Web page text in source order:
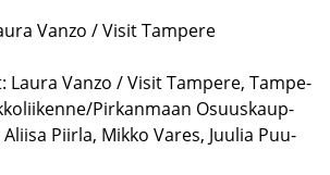
Vanzo / Visit Tam­pe­re
Laura Vanzo / Visit Tam­pe­re, Tam­pe­
Pir­kan­maan Osuus­kaup­
Piir­la, Mikko Vares, Juu­lia Puu­